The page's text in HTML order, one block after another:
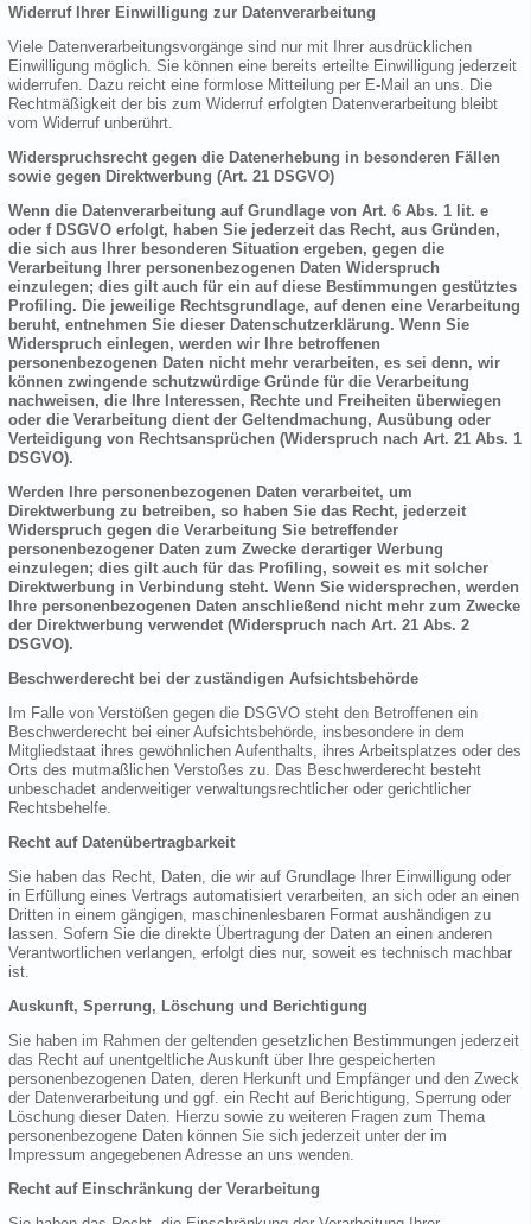
Widerruf Ihrer Einwilligung zur Datenverarbeitung
Viele Datenverarbeitungsvorgänge sind nur mit Ihrer ausdrücklichen
Einwilligung möglich. Sie können eine bereits erteilte Einwilligung jederzeit
widerrufen. Dazu reicht eine formlose Mitteilung per E-Mail an uns. Die
Rechtmäßigkeit der bis zum Widerruf erfolgten Datenverarbeitung bleibt
vom Widerruf unberührt.
Widerspruchsrecht gegen die Datenerhebung in besonderen Fällen
sowie gegen Direktwerbung (Art. 21 DSGVO)
Wenn die Datenverarbeitung auf Grundlage von Art. 6 Abs. 1 lit. e
oder f DSGVO erfolgt, haben Sie jederzeit das Recht, aus Gründen,
die sich aus Ihrer besonderen Situation ergeben, gegen die
Verarbeitung Ihrer personenbezogenen Daten Widerspruch
einzulegen; dies gilt auch für ein auf diese Bestimmungen gestütztes
Profiling. Die jeweilige Rechtsgrundlage, auf denen eine Verarbeitung
beruht, entnehmen Sie dieser Datenschutzerklärung. Wenn Sie
Widerspruch einlegen, werden wir Ihre betroffenen
personenbezogenen Daten nicht mehr verarbeiten, es sei denn, wir
können zwingende schutzwürdige Gründe für die Verarbeitung
nachweisen, die Ihre Interessen, Rechte und Freiheiten überwiegen
oder die Verarbeitung dient der Geltendmachung, Ausübung oder
Verteidigung von Rechtsansprüchen (Widerspruch nach Art. 21 Abs. 1
DSGVO).
Werden Ihre personenbezogenen Daten verarbeitet, um
Direktwerbung zu betreiben, so haben Sie das Recht, jederzeit
Widerspruch gegen die Verarbeitung Sie betreffender
personenbezogener Daten zum Zwecke derartiger Werbung
einzulegen; dies gilt auch für das Profiling, soweit es mit solcher
Direktwerbung in Verbindung steht. Wenn Sie widersprechen, werden
Ihre personenbezogenen Daten anschließend nicht mehr zum Zwecke
der Direktwerbung verwendet (Widerspruch nach Art. 21 Abs. 2
DSGVO).
Beschwerderecht bei der zuständigen Aufsichtsbehörde
Im Falle von Verstößen gegen die DSGVO steht den Betroffenen ein
Beschwerderecht bei einer Aufsichtsbehörde, insbesondere in dem
Mitgliedstaat ihres gewöhnlichen Aufenthalts, ihres Arbeitsplatzes oder des
Orts des mutmaßlichen Verstoßes zu. Das Beschwerderecht besteht
unbeschadet anderweitiger verwaltungsrechtlicher oder gerichtlicher
Rechtsbehelfe.
Recht auf Datenübertragbarkeit
Sie haben das Recht, Daten, die wir auf Grundlage Ihrer Einwilligung oder
in Erfüllung eines Vertrags automatisiert verarbeiten, an sich oder an einen
Dritten in einem gängigen, maschinenlesbaren Format aushändigen zu
lassen. Sofern Sie die direkte Übertragung der Daten an einen anderen
Verantwortlichen verlangen, erfolgt dies nur, soweit es technisch machbar
ist.
Auskunft, Sperrung, Löschung und Berichtigung
Sie haben im Rahmen der geltenden gesetzlichen Bestimmungen jederzeit
das Recht auf unentgeltliche Auskunft über Ihre gespeicherten
personenbezogenen Daten, deren Herkunft und Empfänger und den Zweck
der Datenverarbeitung und ggf. ein Recht auf Berichtigung, Sperrung oder
Löschung dieser Daten. Hierzu sowie zu weiteren Fragen zum Thema
personenbezogene Daten können Sie sich jederzeit unter der im
Impressum angegebenen Adresse an uns wenden.
Recht auf Einschränkung der Verarbeitung